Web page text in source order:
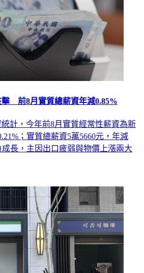
擊 前8月實質總薪資年減0.85%
計，今年前8月實質經常性薪資為新
；實質總薪資5萬5660元，年減
成長，主因出口疲弱與物價上漲兩大